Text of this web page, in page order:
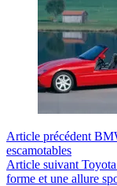
Article précédent
escamotables
Article suivant
forme et une allure